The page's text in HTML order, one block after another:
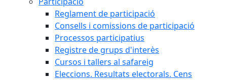
Reglament de participació
Consells i comissions de participació
Processos participatius
Registre de grups d'interès
Cursos i tallers al safareig
Eleccions. Resultats electorals. Cens